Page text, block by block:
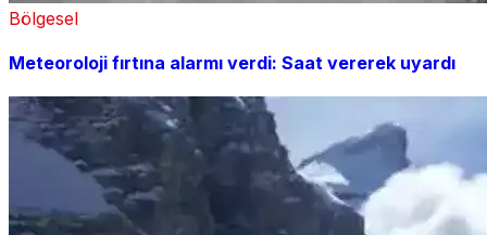
Bölgesel
Meteoroloji fırtına alarmı verdi: Saat vererek uyardı